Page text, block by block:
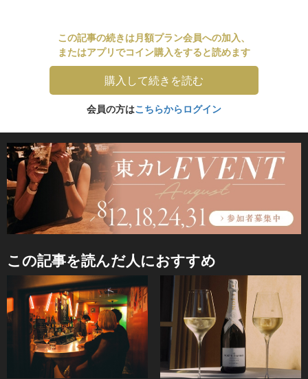
この記事の続きは月額プラン会員への加入、
またはアプリでコイン購入をすると読めます
購入して続きを読む
会員の方はこちらからログイン
この記事を読んだ人におすすめ